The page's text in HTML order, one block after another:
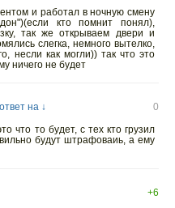
и работал в ночную смену
кто помнит понял),
так же открываем двери и
слегка, немного вытелко,
несли как могли)) так что это
ничего не будет
на ↓
0
что то будет, с тех кто грузил
будут штрафоваиь, а ему
+6